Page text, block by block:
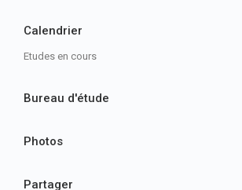
Calendrier
Etudes en cours
Bureau d'étude
Photos
Partager